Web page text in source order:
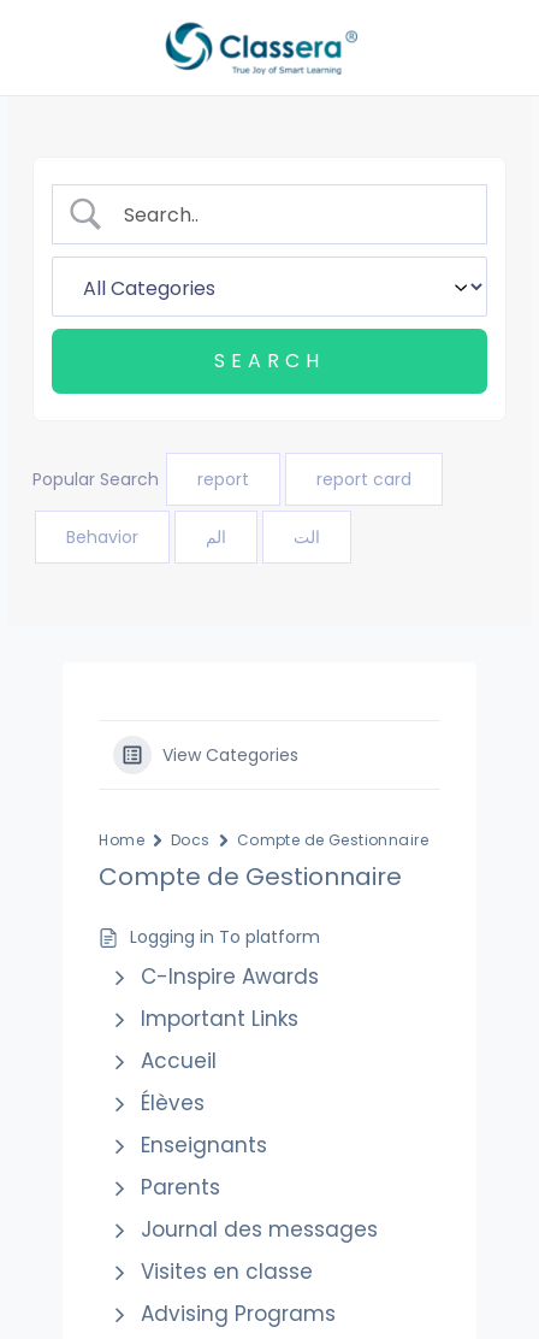
Popular Search report report card
Behavior الم الت
View Categories
Home Docs Compte de Gestionnaire
Compte de Gestionnaire
Logging in To platform
C-Inspire Awards
Important Links
Accueil
Élèves
Enseignants
Parents
Journal des messages
Visites en classe
Advising Programs